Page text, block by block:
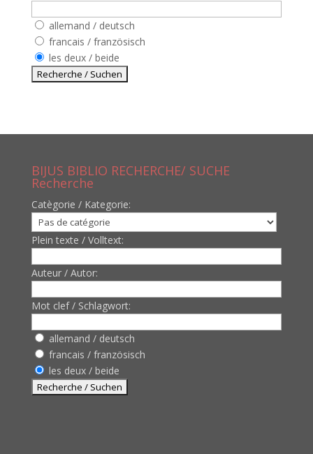
allemand / deutsch
francais / französisch
les deux / beide
BIJUS BIBLIO RECHERCHE/ SUCHE
Recherche
Catègorie / Kategorie:
Plein texte / Volltext:
Auteur / Autor:
Mot clef / Schlagwort:
allemand / deutsch
francais / französisch
les deux / beide